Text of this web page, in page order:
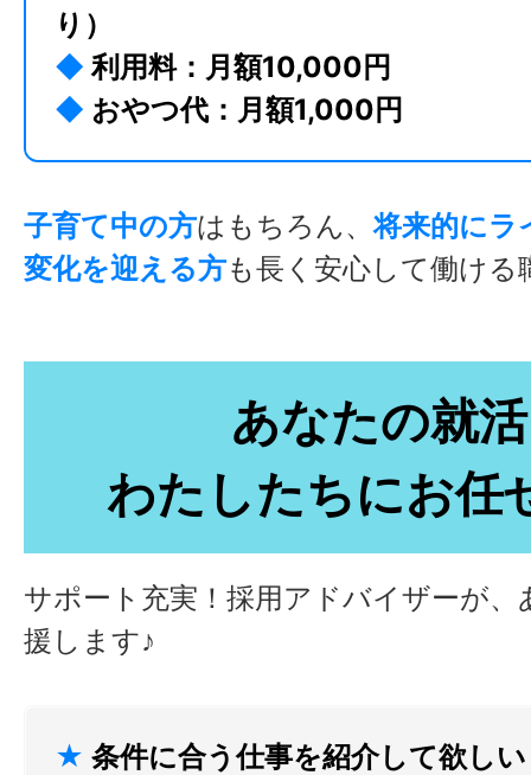
り）
◆ 利用料：月額10,000円
◆ おやつ代：月額1,000円
子育て中の方はもちろん、将来的にラ
変化を迎える方も長く安心して働ける
あなたの就活
わたしたちにお任
サポート充実！採用アドバイザーが、
援します♪
★ 条件に合う仕事を紹介して欲しい